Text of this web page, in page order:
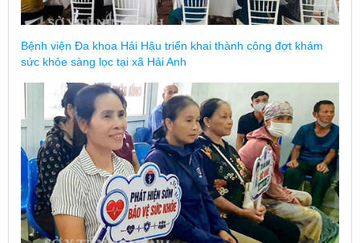
Bệnh viện Đa khoa Hải Hậu triển khai thành công đợt khám
sức khỏe sàng lọc tại xã Hải Anh